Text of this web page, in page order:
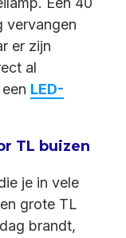
vervangen
er zijn
al
LED-
TL buizen
je in vele
grote TL
brandt,